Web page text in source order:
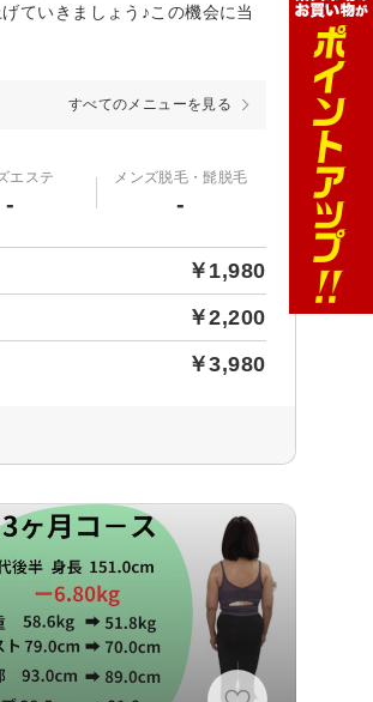
ていきましょう♪この機会に当
すべてのメニューを見る
エステ
-
メンズ脱毛・髭脱毛
-
￥1,980
￥2,200
￥3,980